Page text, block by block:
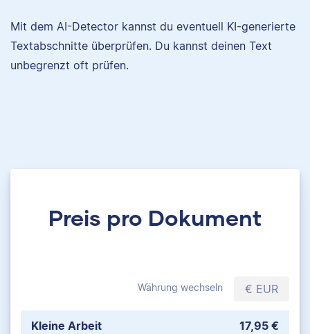
Mit dem AI-Detector kannst du eventuell KI-generierte
Textabschnitte überprüfen. Du kannst deinen Text
unbegrenzt oft prüfen.
Preis pro Dokument
Währung wechseln € EUR
Kleine Arbeit
17,95 €